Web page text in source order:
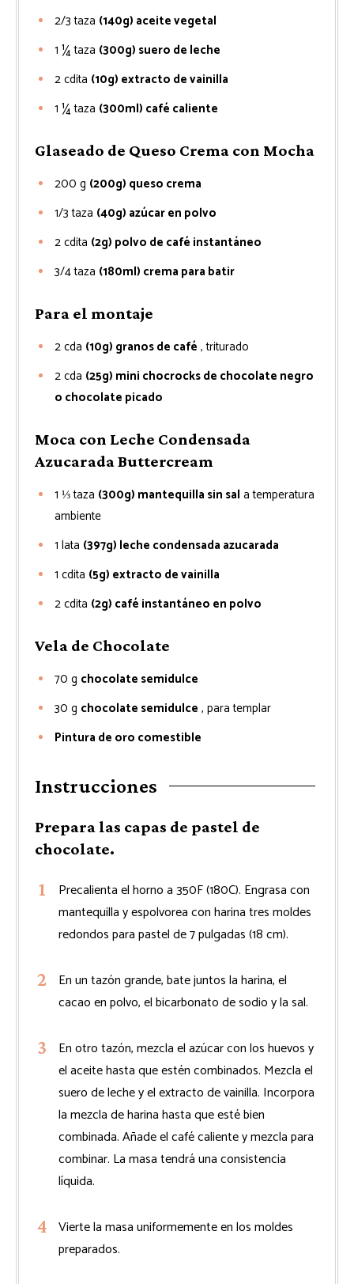
2/3 taza (140g) aceite vegetal
1 ¼taza (300g) suero de leche
2cdita (10g) extracto de vainilla
1 ¼taza (300ml) café caliente
Glaseado de Queso Crema con Mocha
200 g (200g) queso crema
1/3 taza (40g) azúcar en polvo
2cdita (2g) polvo de café instantáneo
3/4taza (180ml) crema para batir
Para el montaje
2cda (10g) granos de café , triturado
2cda (25g) mini chocrocks de chocolate negro
o chocolate picado
Moca con Leche Condensada
Azucarada Buttercream
1 ⅓taza (300g) mantequilla sin sal a temperatura
ambiente
1 lata (397g) leche condensada azucarada
1 cdita (5g) extracto de vainilla
2cdita (2g) café instantáneo en polvo
Vela de Chocolate
70 g chocolate semidulce
30 g chocolate semidulce , para templar
Pintura de oro comestible
Instrucciones
Prepara las capas de pastel de
chocolate.
Precalienta el horno a 350F (180C). Engrasa con
mantequilla y espolvorea con harina tres moldes
redondos para pastel de 7 pulgadas (18 cm).
En un tazón grande, bate juntos la harina, el
cacao en polvo, el bicarbonato de sodio y la sal.
En otro tazón, mezcla el azúcar con los huevos y
el aceite hasta que estén combinados. Mezcla el
suero de leche y el extracto de vainilla. Incorpora
la mezcla de harina hasta que esté bien
combinada. Añade el café caliente y mezcla para
combinar. La masa tendrá una consistencia
líquida.
Vierte la masa uniformemente en los moldes
preparados.